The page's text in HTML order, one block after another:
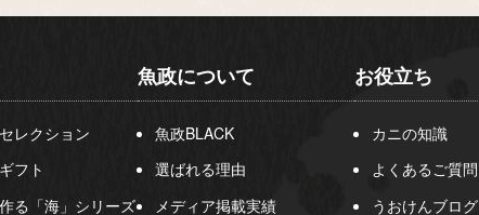
レクション
フト
る「海」シリーズ
魚政について
魚政BLACK
選ばれる理由
メディア掲載実績
お役立ち
カニの知識
よくあるご質問
うおけんブログ